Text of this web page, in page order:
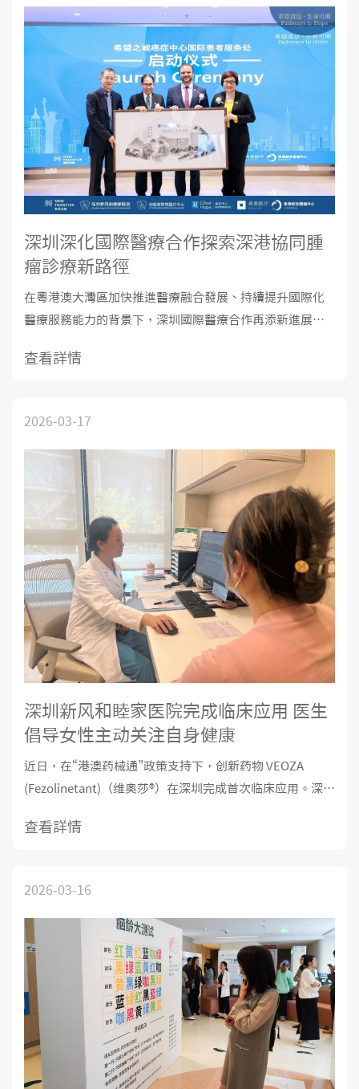
深圳深化國際醫療合作探索深港協同腫
瘤診療新路徑
在粵港澳大灣區加快推進醫療融合發展、持續提升國際化
醫療服務能力的背景下，深圳國際醫療合作再添新進展。
討會暨希望之城癌症中心國際患者服務處開幕儀式”在深圳
查看詳情
2026-03-17
深圳新风和睦家医院完成临床应用 医生
倡导女性主动关注自身健康
近日，在“港澳药械通”政策支持下，创新药物 VEOZA
(Fezolinetant)（维奥莎®）在深圳完成首次临床应用。深圳
名符合适应症的患者开具了该药物在深圳的首张处方。业
查看詳情
2026-03-16